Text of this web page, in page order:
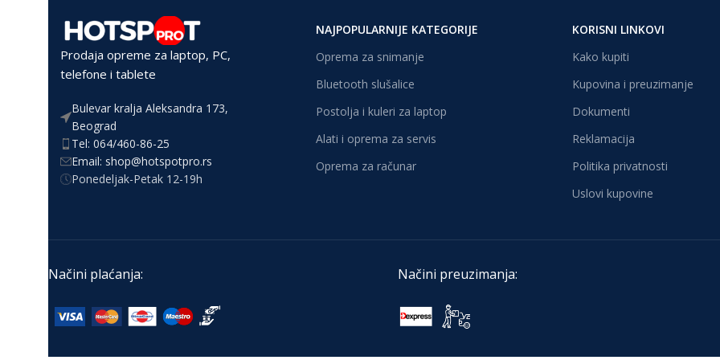
Prodaja opreme za laptop, PC,
telefone i tablete
Bulevar kralja Aleksandra 173,
Beograd
Tel: 064/460-86-25
Email: shop@hotspotpro.rs
Ponedeljak-Petak 12-19h
NAJPOPULARNIJE KATEGORIJE
Oprema za snimanje
Bluetooth slušalice
Postolja i kuleri za laptop
Alati i oprema za servis
Oprema za računar
KORISNI LINKOVI
Kako kupiti
Kupovina i preuzimanje
Dokumenti
Reklamacija
Politika privatnosti
Uslovi kupovine
Načini plaćanja: Načini preuzimanja: